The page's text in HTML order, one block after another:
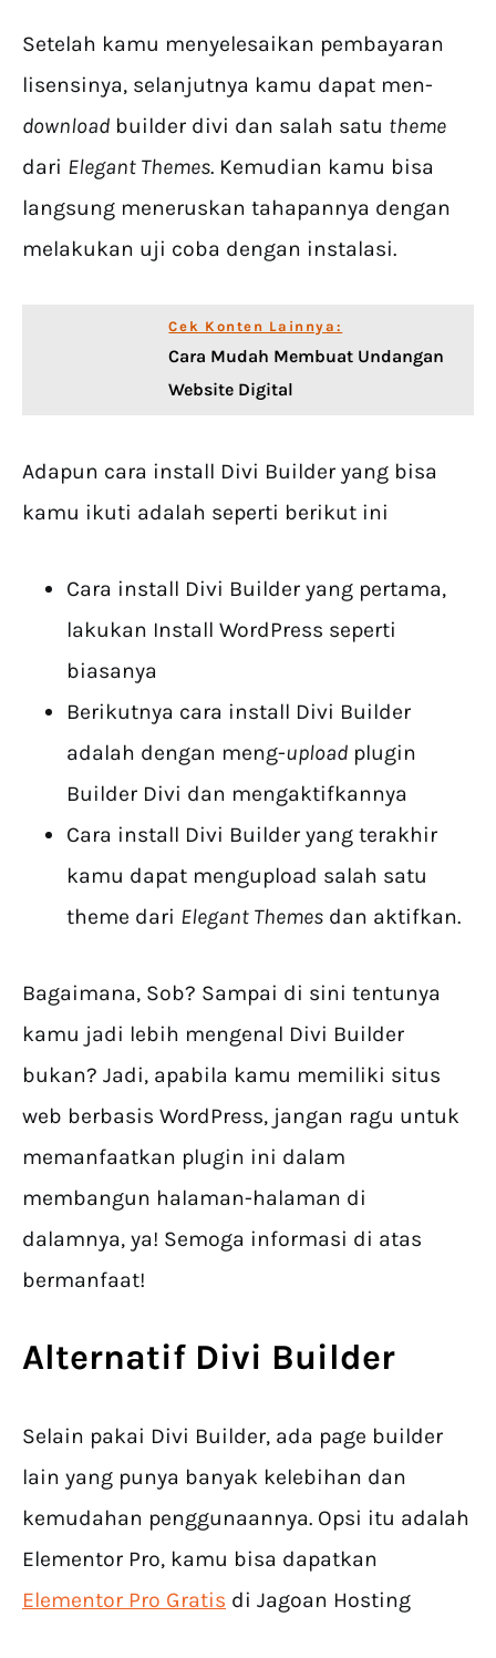
Setelah kamu menyelesaikan pembayaran
lisensinya, selanjutnya kamu dapat men-
download builder divi dan salah satu theme
dari Elegant Themes. Kemudian kamu bisa
langsung meneruskan tahapannya dengan
melakukan uji coba dengan instalasi.
Cek Konten Lainnya:
Cara Mudah Membuat Undangan
Website Digital
Adapun cara install Divi Builder yang bisa
kamu ikuti adalah seperti berikut ini
Cara install Divi Builder yang pertama,
lakukan Install WordPress seperti
biasanya
Berikutnya cara install Divi Builder
adalah dengan meng-upload plugin
Builder Divi dan mengaktifkannya
Cara install Divi Builder yang terakhir
kamu dapat mengupload salah satu
theme dari Elegant Themes dan aktifkan.
Bagaimana, Sob? Sampai di sini tentunya
kamu jadi lebih mengenal Divi Builder
bukan? Jadi, apabila kamu memiliki situs
web berbasis WordPress, jangan ragu untuk
memanfaatkan plugin ini dalam
membangun halaman-halaman di
dalamnya, ya! Semoga informasi di atas
bermanfaat!
Alternatif Divi Builder
Selain pakai Divi Builder, ada page builder
lain yang punya banyak kelebihan dan
kemudahan penggunaannya. Opsi itu adalah
Elementor Pro, kamu bisa dapatkan
Elementor Pro Gratis di Jagoan Hosting